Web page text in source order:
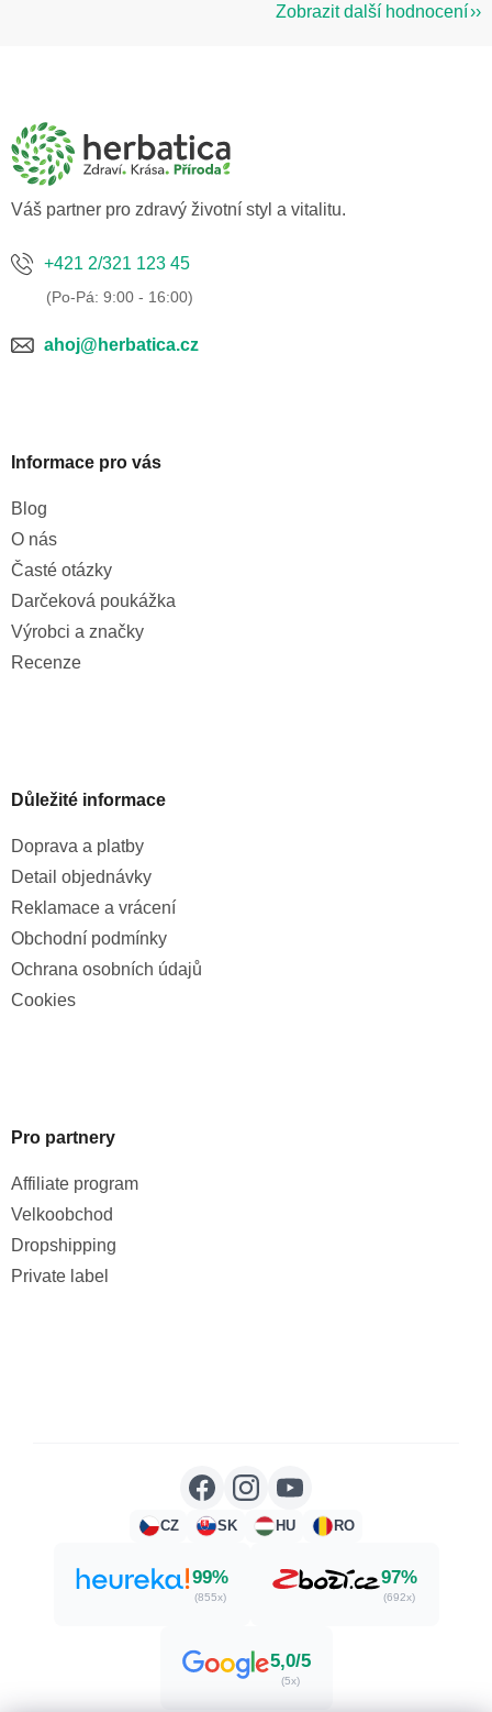
Zobrazit další hodnocení
a
Váš partner pro zdravý životní styl a vitalitu.
+421 2/321 123 45
ahoj@herbatica.cz
Informace pro vás
Blog
O nás
Časté otázky
Darčeková poukážka
Výrobci a značky
Recenze
Důležité informace
Doprava a platby
Detail objednávky
Reklamace a vrácení
Obchodní podmínky
Ochrana osobních údajů
Cookies
Pro partnery
Affiliate program
Velkoobchod
Dropshipping
Private label
CZ SK HU RO
99%
(855x)
97%
(692x)
5,0/5
(5x)